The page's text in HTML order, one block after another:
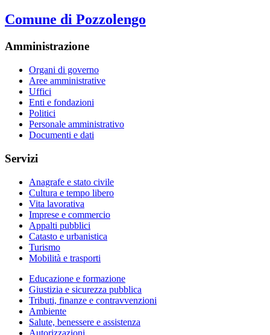
Comune di Pozzolengo
Amministrazione
Organi di governo
Aree amministrative
Uffici
Enti e fondazioni
Politici
Personale amministrativo
Documenti e dati
Servizi
Anagrafe e stato civile
Cultura e tempo libero
Vita lavorativa
Imprese e commercio
Appalti pubblici
Catasto e urbanistica
Turismo
Mobilità e trasporti
Educazione e formazione
Giustizia e sicurezza pubblica
Tributi, finanze e contravvenzioni
Ambiente
Salute, benessere e assistenza
Autorizzazioni